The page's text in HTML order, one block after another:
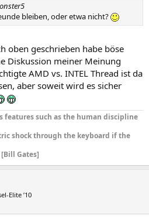
bleiben, oder etwa nicht?
oben geschrieben habe böse
Diskussion meiner Meinung
AMD vs. INTEL Thread ist da
aber soweit wird es sicher
features such as the human discipline
shock through the keyboard if the
Gates]
Elite ’10